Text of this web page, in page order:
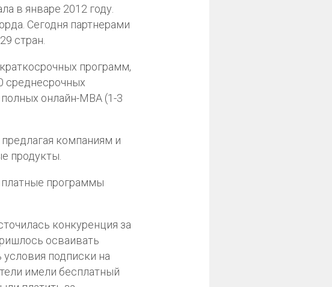
в январе 2012 году.
Сегодня партнерами
стран.
программ,
среднесрочных
онлайн-МВА (1-3
компаниям и
продукты.
платные программы
конкуренция за
осваивать
подписки на
имели бесплатный